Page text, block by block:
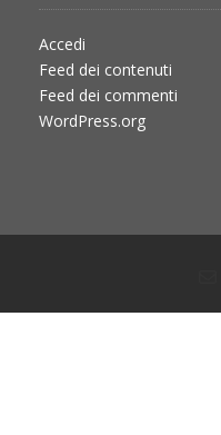
Accedi
Feed dei contenuti
Feed dei commenti
WordPress.org